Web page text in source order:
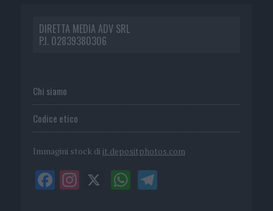
DIRETTA MEDIA ADV SRL
P.I. 02839380306
Chi siamo
Codice etico
Immagini stock di it.depositphotos.com